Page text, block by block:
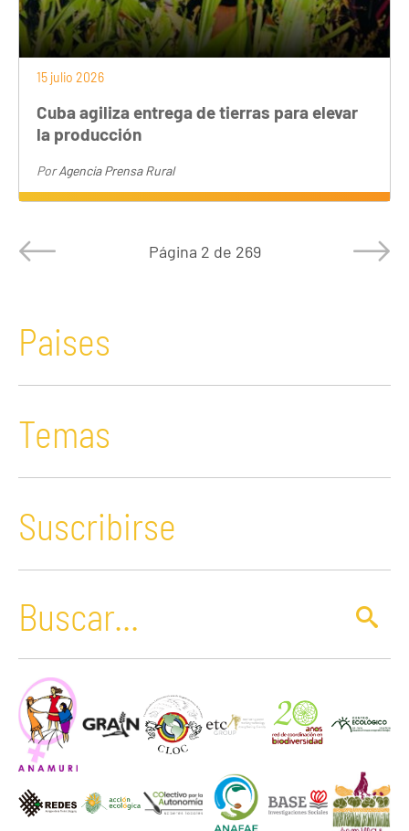
15 julio 2026
Cuba agiliza entrega de tierras para elevar
la producción
PorAgencia Prensa Rural
Página 2 de 269
Paises
Temas
Suscribirse